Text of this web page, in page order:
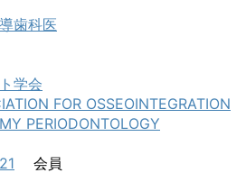
歯科医
学会
FOR OSSEOINTEGRATION
PERIODONTOLOGY
会員